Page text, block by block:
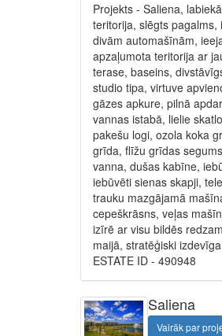
Projekts - Saliena,
teritorija, slēgts
divām automašīnām,
apzaļumota teritorija ar
terase, baseins,
studio tipa, virtuve
gāzes apkure, pilnā
vannas istabā, lielie
pakešu logi, ozola koka
grīda, flīžu grīdas
vanna, dušas kabīne,
iebūvēti sienas skapji,
trauku mazgājamā
cepeškrāsns, veļas
izīrē ar visu bildēs
maijā, stratēģiski
ESTATE ID - 490948
Saliena
Vairāk par